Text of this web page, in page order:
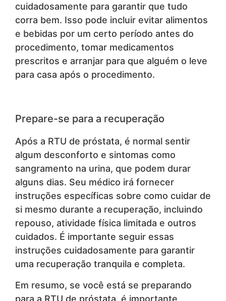
cuidadosamente para garantir que tudo
corra bem. Isso pode incluir evitar alimentos
e bebidas por um certo período antes do
procedimento, tomar medicamentos
prescritos e arranjar para que alguém o leve
para casa após o procedimento.
Prepare-se para a recuperação
Após a RTU de próstata, é normal sentir
algum desconforto e sintomas como
sangramento na urina, que podem durar
alguns dias. Seu médico irá fornecer
instruções específicas sobre como cuidar de
si mesmo durante a recuperação, incluindo
repouso, atividade física limitada e outros
cuidados. É importante seguir essas
instruções cuidadosamente para garantir
uma recuperação tranquila e completa.
Em resumo, se você está se preparando
para a RTU de próstata, é importante